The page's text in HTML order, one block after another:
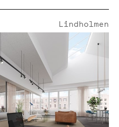
Lindholmen